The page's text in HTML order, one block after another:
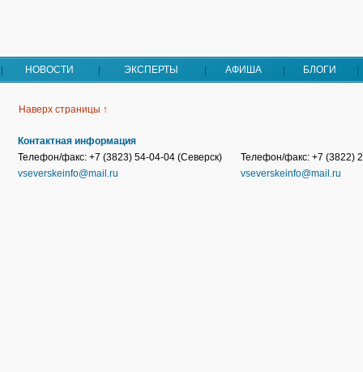
НОВОСТИ ЭКСПЕРТЫ АФИША БЛОГИ
Наверх страницы ↑
Контактная информация
Телефон/факс: +7 (3823) 54-04-04 (Северск)
vseverskeinfo@mail.ru
Телефон/факс: +7 (3822)
vseverskeinfo@mail.ru